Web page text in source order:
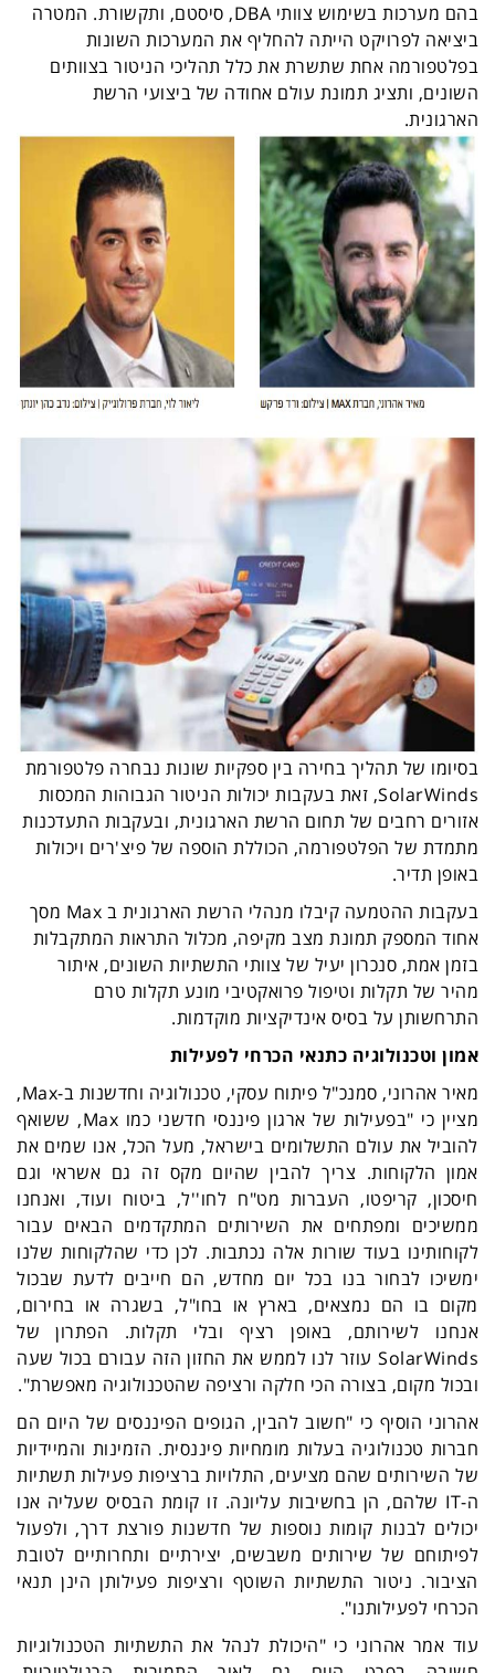
בהם מערכות בשימוש צוותי DBA, סיסטם, ותקשורת. המטרה
ביציאה לפרויקט הייתה להחליף את המערכות השונות
בפלטפורמה אחת שתשרת את כלל תהליכי הניטור בצוותים
השונים, ותציג תמונת עולם אחודה של ביצועי הרשת
הארגונית.
בסיומו של תהליך בחירה בין ספקיות שונות נבחרה פלטפורמת
SolarWinds, זאת בעקבות יכולות הניטור הגבוהות המכסות
אזורים רחבים של תחום הרשת הארגונית, ובעקבות התעדכנות
מתמדת של הפלטפורמה, הכוללת הוספה של פיצ'רים ויכולות
באופן תדיר.
בעקבות ההטמעה קיבלו מנהלי הרשת הארגונית ב Max מסך
אחוד המספק תמונת מצב מקיפה, מכלול התראות המתקבלות
בזמן אמת, סנכרון יעיל של צוותי התשתיות השונים, איתור
מהיר של תקלות וטיפול פרואקטיבי מונע תקלות טרם
התרחשותן על בסיס אינדיקציות מוקדמות.
אמון וטכנולוגיה כתנאי הכרחי לפעילות
מאיר אהרוני, סמנכ"ל פיתוח עסקי, טכנולוגיה וחדשנות ב-Max
,
מציין כי "בפעילות של ארגון פיננסי חדשני כמו Max, ששואף
להוביל את עולם התשלומים בישראל, מעל הכל, אנו שמים את
אמון הלקוחות. צריך להבין שהיום מקס זה גם אשראי וגם
חיסכון, קריפטו, העברות מט"ח לחו''ל, ביטוח ועוד, ואנחנו
ממשיכים ומפתחים את השירותים המתקדמים הבאים עבור
לקוחותינו בעוד שורות אלה נכתבות. לכן כדי שהלקוחות שלנו
ימשיכו לבחור בנו בכל יום מחדש, הם חייבים לדעת שבכול
מקום בו הם נמצאים, בארץ או בחו"ל, בשגרה או בחירום,
אנחנו לשירותם, באופן רציף ובלי תקלות. הפתרון של
SolarWinds עוזר לנו לממש את החזון הזה עבורם בכול שעה
ובכול מקום, בצורה הכי חלקה ורציפה שהטכנולוגיה מאפשרת".
אהרוני הוסיף כי "חשוב להבין, הגופים הפיננסים של היום הם
חברות טכנולוגיה בעלות מומחיות פיננסית. הזמינות והמיידיות
של השירותים שהם מציעים, התלויות ברציפות פעילות תשתיות
ה-IT שלהם, הן בחשיבות עליונה. זו קומת הבסיס שעליה אנו
יכולים לבנות קומות נוספות של חדשנות פורצת דרך, ולפעול
לפיתוחם של שירותים משבשים, יצירתיים ותחרותיים לטובת
הציבור. ניטור התשתיות השוטף ורציפות פעילותן הינן תנאי
הכרחי לפעילותנו".
עוד אמר אהרוני כי "היכולת לנהל את התשתיות הטכנולוגיות